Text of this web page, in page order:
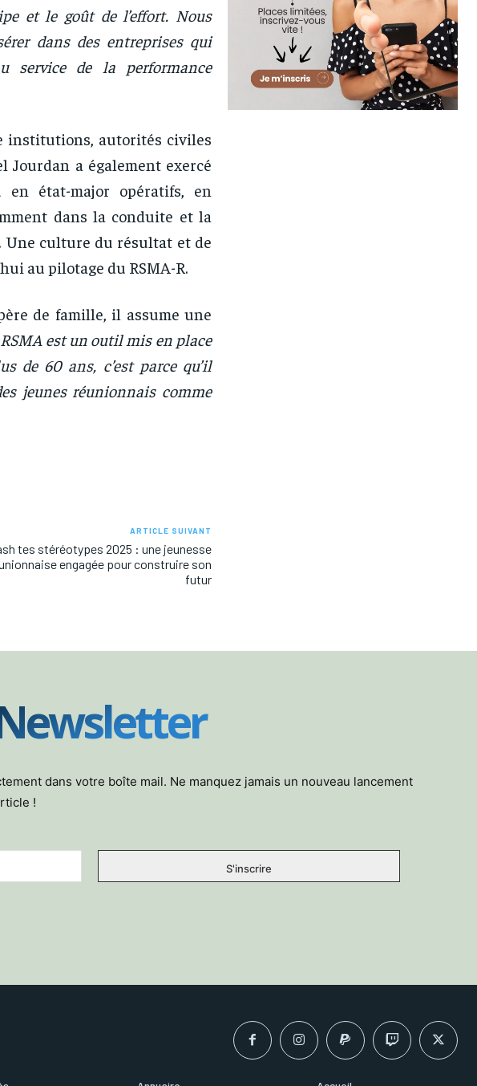
et le goût de l’effort. Nous
dans des entreprises qui
service de la performance
institutions, autorités civiles
Jourdan a également exercé
état-major opératifs, en
dans la conduite et la
Une culture du résultat et de
au pilotage du RSMA-R.
de famille, il assume une
RSMA est un outil mis en place
de 60 ans, c’est parce qu’il
jeunes réunionnais comme
ARTICLE SUIVANT
tes stéréotypes 2025 : une jeunesse
engagée pour construire son
futur
dans votre boîte mail. Ne manquez jamais un nouveau lancement
!